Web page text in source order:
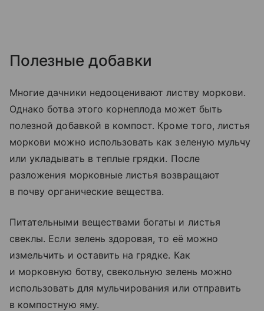
Полезные добавки
Многие дачники недооценивают листву моркови.
Однако ботва этого корнеплода может быть
полезной добавкой в компост. Кроме того, листья
моркови можно использовать как зеленую мульчу
или укладывать в теплые грядки. После
разложения морковные листья возвращают
в почву органические вещества.
Питательными веществами богаты и листья
свеклы. Если зелень здоровая, то её можно
измельчить и оставить на грядке. Как
и морковную ботву, свекольную зелень можно
использовать для мульчирования или отправить
в компостную яму.